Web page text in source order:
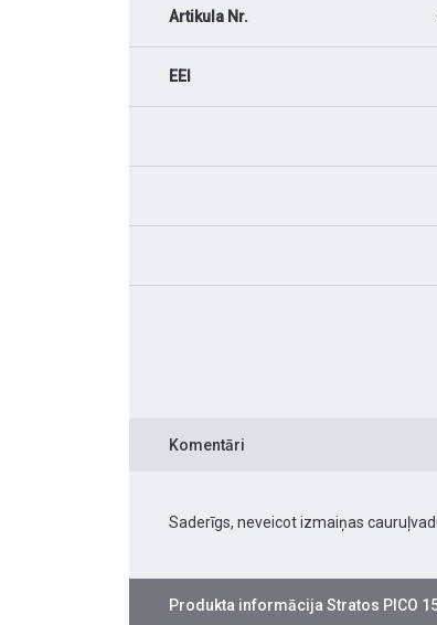
Artikula Nr.
EEI
Komentāri
Saderīgs, neveicot izmaiņas
Produkta informācija Stratos PICO